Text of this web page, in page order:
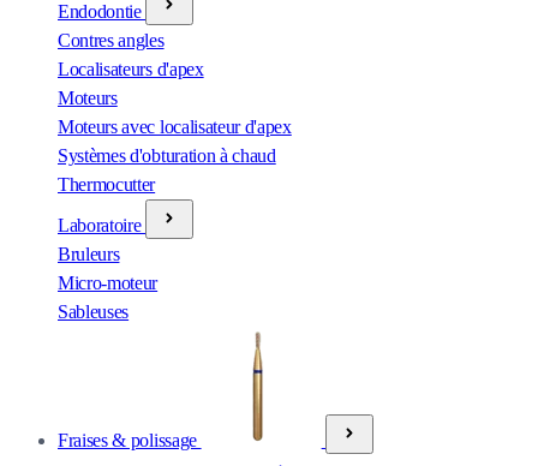
Endodontie
Contres angles
Localisateurs d'apex
Moteurs
Moteurs avec localisateur d'apex
Systèmes d'obturation à chaud
Thermocutter
Laboratoire
Bruleurs
Micro-moteur
Sableuses
Fraises & polissage